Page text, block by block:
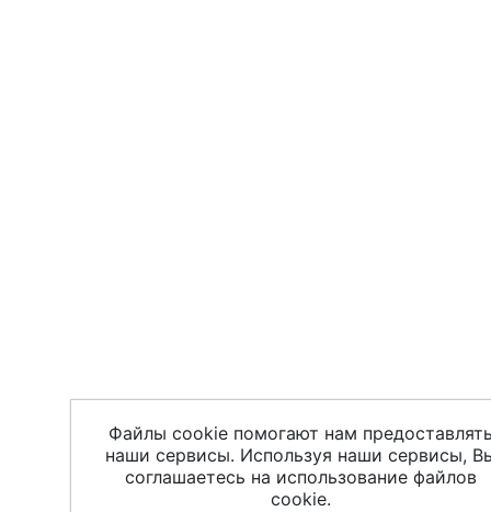
Файлы cookie помогают нам
наши сервисы. Используя наши сервисы,
соглашаетесь на использование файлов
cookie.